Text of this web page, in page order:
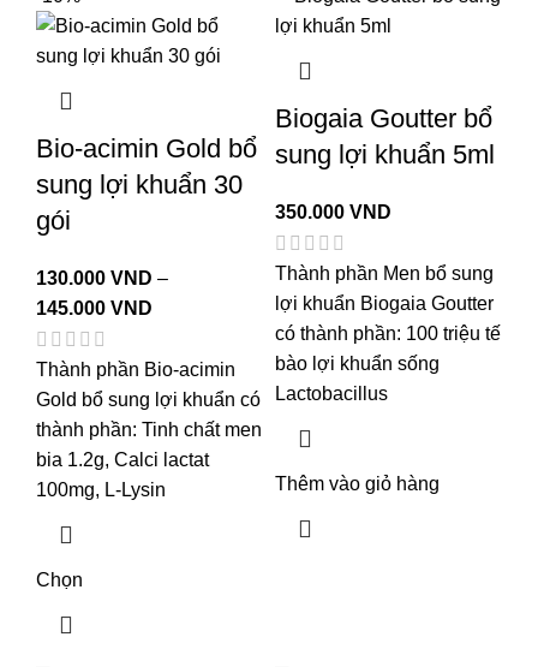
Bio-acimin Gold bổ
sung lợi khuẩn 30
gói
130.000 VND –
145.000 VND
Thành phần Bio-acimin
Gold bổ sung lợi khuẩn có
thành phần: Tinh chất men
bia 1.2g, Calci lactat
100mg, L-Lysin
Chọn
Biogaia Goutter bổ
sung lợi khuẩn 5ml
350.000 VND
Thành phần Men bổ sung
lợi khuẩn Biogaia Goutter
có thành phần: 100 triệu tế
bào lợi khuẩn sống
Lactobacillus
Thêm vào giỏ hàng